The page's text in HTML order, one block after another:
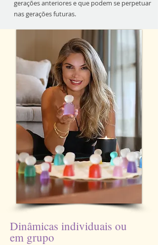
Dinâmicas individuais ou
em grupo
gerações anteriores e que podem se perpetuar
nas gerações futuras.